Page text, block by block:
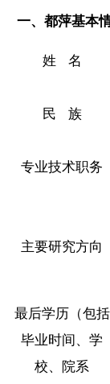
一、都萍基本
姓 名
民 族
专业技术职务
主要研究方向
最后学历（包括
毕业时间、学
校、院系